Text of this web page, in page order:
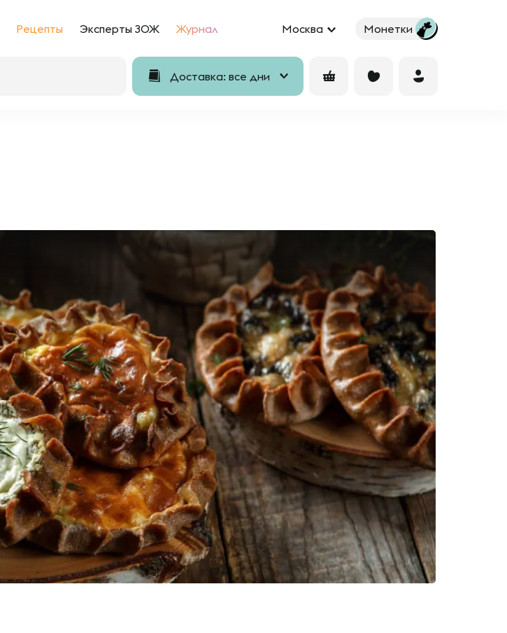
Рецепты Эксперты ЗОЖ Журнал Москва Монетки
Доставка: все дни